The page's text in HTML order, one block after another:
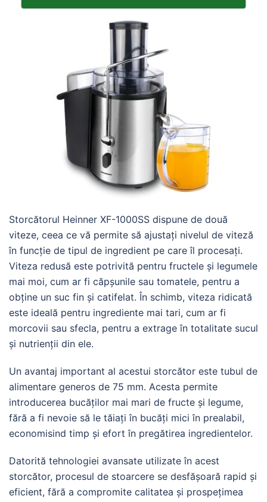
Storcătorul Heinner XF-1000SS dispune de două
viteze, ceea ce vă permite să ajustați nivelul de viteză
în funcție de tipul de ingredient pe care îl procesați.
Viteza redusă este potrivită pentru fructele și legumele
mai moi, cum ar fi căpșunile sau tomatele, pentru a
obține un suc fin și catifelat. În schimb, viteza ridicată
este ideală pentru ingrediente mai tari, cum ar fi
morcovii sau sfecla, pentru a extrage în totalitate sucul
și nutrienții din ele.
Un avantaj important al acestui storcător este tubul de
alimentare generos de 75 mm. Acesta permite
introducerea bucăților mai mari de fructe și legume,
fără a fi nevoie să le tăiați în bucăți mici în prealabil,
economisind timp și efort în pregătirea ingredientelor.
Datorită tehnologiei avansate utilizate în acest
storcător, procesul de stoarcere se desfășoară rapid și
eficient, fără a compromite calitatea și prospețimea